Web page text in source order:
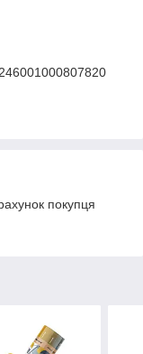
покупця